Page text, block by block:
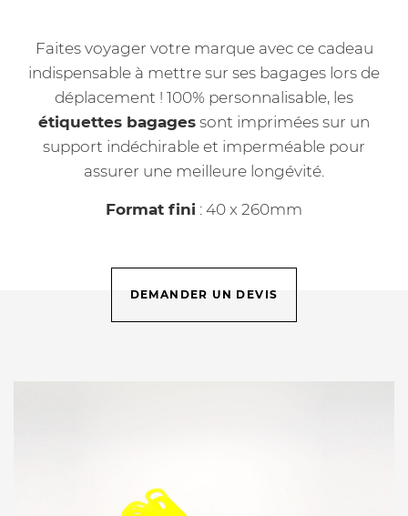
Faites voyager votre marque avec ce cadeau
indispensable à mettre sur ses bagages lors de
déplacement ! 100% personnalisable, les
étiquettes bagages sont imprimées sur un
support indéchirable et imperméable pour
assurer une meilleure longévité.
Format fini : 40 x 260mm
DEMANDER UN DEVIS